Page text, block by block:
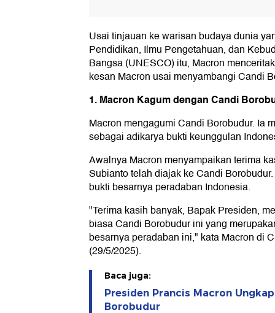
Usai tinjauan ke warisan budaya dunia
Pendidikan, Ilmu Pengetahuan, dan
Bangsa (UNESCO) itu, Macron
kesan Macron usai menyambangi Candi
1. Macron Kagum dengan Candi
Macron mengagumi Candi Borobudur. Ia
sebagai adikarya bukti keunggulan
Awalnya Macron menyampaikan terima
Subianto telah diajak ke Candi
bukti besarnya peradaban Indonesia.
"Terima kasih banyak, Bapak Presiden,
biasa Candi Borobudur ini yang
besarnya peradaban ini," kata Macron di
(29/5/2025).
Baca juga:
Presiden Prancis Macron
Borobudur